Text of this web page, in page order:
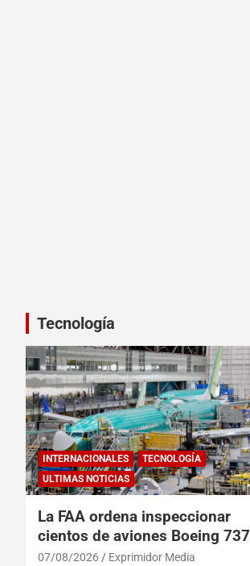
Tecnología
INTERNACIONALES
TECNOLOGÍA
ULTIMAS NOTICIAS
La FAA ordena inspeccionar
cientos de aviones Boeing 737
Max por posibles grietas
07/08/2026 Exprimidor Media